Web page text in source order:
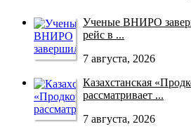
Ученые ВНИРО
рейс в ...
7 августа, 2026
Казахстанская
рассматривает ...
7 августа, 2026